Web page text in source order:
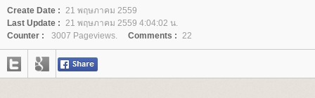
Create Date : 21 พฤษภาคม 2559
Last Update : 21 พฤษภาคม 2559 4:04:02 น.
Counter :
3007 Pageviews. Comments : 22